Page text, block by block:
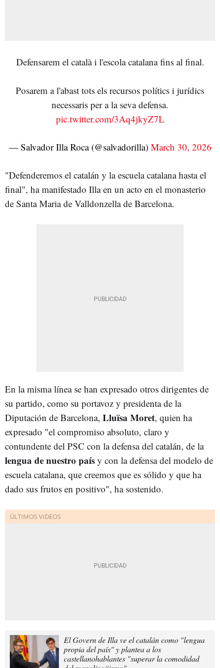
Defensarem el català i l'escola catalana fins al final.
Posarem a l'abast tots els recursos polítics i jurídics
necessaris per a la seva defensa.
pic.twitter.com/3Aq4jkyZ7L
— Salvador Illa Roca (@salvadorilla) March 30, 2026
"Defenderemos el catalán y la escuela catalana hasta el
final", ha manifestado Illa en un acto en el monasterio
de Santa Maria de Valldonzella de Barcelona.
En la misma línea se han expresado otros dirigentes de
su partido, como su portavoz y presidenta de la
Diputación de Barcelona, Lluïsa Moret, quien ha
expresado "el compromiso absoluto, claro y
contundente del PSC con la defensa del catalán, de la
lengua de nuestro país y con la defensa del modelo de
escuela catalana, que creemos que es sólido y que ha
dado sus frutos en positivo", ha sostenido.
El Govern de Illa ve el catalán como "lengua
propia del país" y plantea a los
castellanohablantes "superar la comodidad